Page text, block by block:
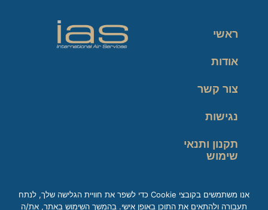
ראשי
אודות
צור קשר
נגישות
תקנון ותנאי
שימוש
אנו משתמשים בקובצי Cookie כדי לשפר את חוויית הגלישה שלך, לנתח
תעבורה ולהתאים את התוכן באופן אישי. בהמשך השימוש באתר, את/ה